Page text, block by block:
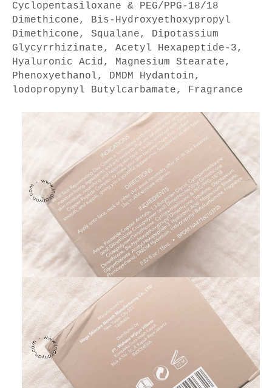
Cyclopentasiloxane & PEG/PPG-18/18
Dimethicone, Bis-Hydroxyethoxypropyl
Dimethicone, Squalane, Dipotassium
Glycyrrhizinate, Acetyl Hexapeptide-3,
Hyaluronic Acid, Magnesium Stearate,
Phenoxyethanol, DMDM Hydantoin,
lodopropynyl Butylcarbamate, Fragrance